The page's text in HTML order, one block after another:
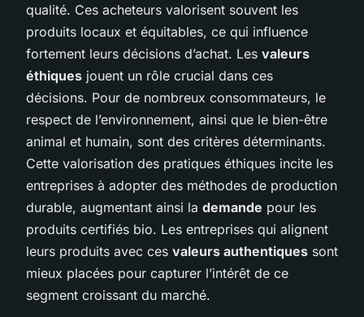
qualité. Ces acheteurs valorisent souvent les
produits locaux et équitables, ce qui influence
fortement leurs décisions d’achat. Les valeurs
éthiques jouent un rôle crucial dans ces
décisions. Pour de nombreux consommateurs, le
respect de l’environnement, ainsi que le bien-être
animal et humain, sont des critères déterminants.
Cette valorisation des pratiques éthiques incite les
entreprises à adopter des méthodes de production
durable, augmentant ainsi la demande pour les
produits certifiés bio. Les entreprises qui alignent
leurs produits avec ces valeurs authentiques sont
mieux placées pour capturer l’intérêt de ce
segment croissant du marché.